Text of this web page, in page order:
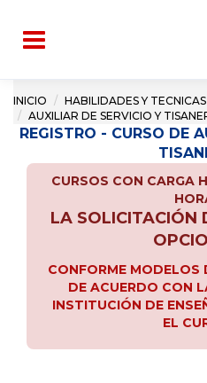
INICIO
HABILIDADES Y
AUXILIAR DE SERVICIO Y
REGISTRO - CURSO DE
CURSOS CON CARGA
LA SOLICITACIÓN
CONFORME
DE ACUERDO CON
INSTITUCIÓN DE
EL